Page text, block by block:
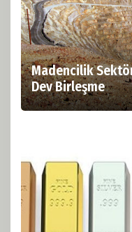
Madencilik
Dev Birleşme